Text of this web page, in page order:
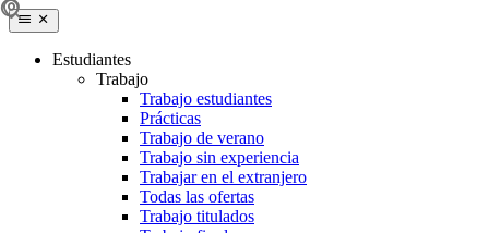
Estudiantes
Trabajo
Trabajo estudiantes
Prácticas
Trabajo de verano
Trabajo sin experiencia
Trabajar en el extranjero
Todas las ofertas
Trabajo titulados